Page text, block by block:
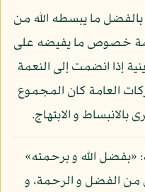
ما يبسطه الله من
خصوص ما يفيضه على
إذا انضمت إلى النعمة
العامة كان المجموع
و الابتهاج.
«بفضل الله و برحمته»
الفضل و الرحمة، و